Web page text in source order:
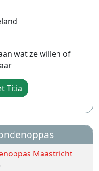
wat ze willen of
Titia
Maastricht